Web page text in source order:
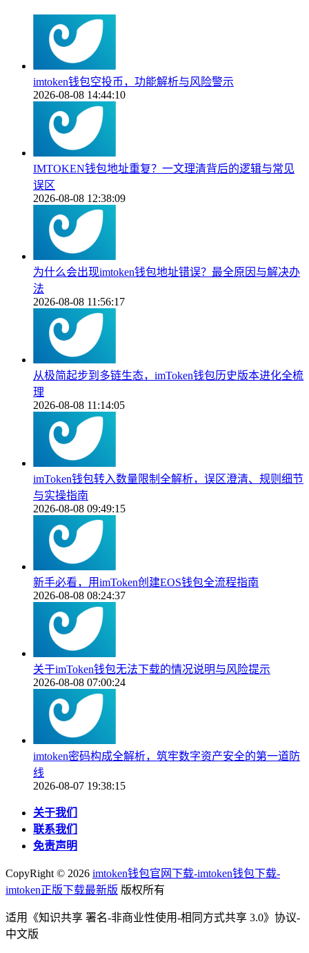
imtoken钱包空投币，功能解析与风险警示
2026-08-08 14:44:10
IMTOKEN钱包地址重复？一文理清背后的逻辑与常见
误区
2026-08-08 12:38:09
为什么会出现imtoken钱包地址错误？最全原因与解决办
法
2026-08-08 11:56:17
从极简起步到多链生态，imToken钱包历史版本进化全梳
理
2026-08-08 11:14:05
imToken钱包转入数量限制全解析，误区澄清、规则细节
与实操指南
2026-08-08 09:49:15
新手必看，用imToken创建EOS钱包全流程指南
2026-08-08 08:24:37
关于imToken钱包无法下载的情况说明与风险提示
2026-08-08 07:00:24
imtoken密码构成全解析，筑牢数字资产安全的第一道防
线
2026-08-07 19:38:15
关于我们
联系我们
免责声明
CopyRight © 2026 imtoken钱包官网下载-imtoken钱包下载-
imtoken正版下载最新版 版权所有
适用《知识共享 署名-非商业性使用-相同方式共享 3.0》协议-
中文版